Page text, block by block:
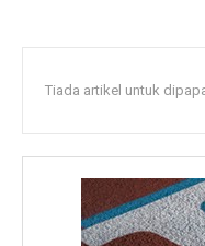
Tiada artikel untuk